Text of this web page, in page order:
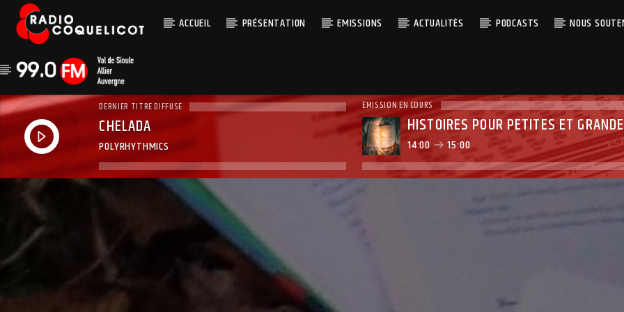
ACCUEIL PRÉSENTATION EMISSIONS ACTUALITÉS PODCASTS NOUS
DERNIER TITRE DIFFUSÉ
CHELADA
POLYRHYTHMICS
EMISSION EN COURS
HISTOIRES POUR PETITES ET
14:00 15:00